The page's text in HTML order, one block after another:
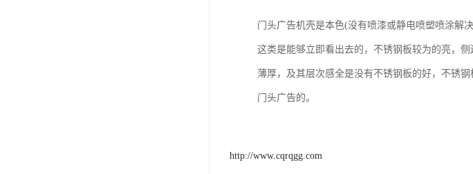
门头广告机壳是本色(没有喷漆或静电喷塑喷涂解
这类是能够立即看出去的，不锈钢板较为的亮，
薄厚，及其层次感全是没有不锈钢板的好，不锈
门头广告的。
http://www.cqrqgg.com